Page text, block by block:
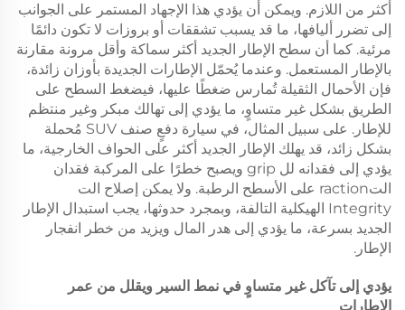
أكثر من اللازم. ويمكن أن يؤدي هذا الإجهاد المستمر على الجوانب
إلى تضرر أليافها، ما قد يسبب تشققات أو بروزات لا تكون دائمًا
مرئية. كما أن سطح الإطار الجديد أكثر سماكة وأقل مرونة مقارنة
بالإطار المستعمل. وعندما يُحمّل الإطارات الجديدة بأوزان زائدة،
فإن الأحمال الثقيلة تُمارس ضغطًا عليها، فيضغط السطح على
الطريق بشكل غير متساوٍ، ما يؤدي إلى تهالك مبكر وغير منتظم
للإطار. على سبيل المثال، في سيارة دفعٍ صنف SUV مُحملة
بشكل زائد، قد يهلك الإطار الجديد أكثر على الحواف الخارجية، ما
يؤدي إلى فقدانه لل grip ويصبح خطرًا على المركبة فقدان
التraction على الأسطح الرطبة. ولا يمكن إصلاح الت
Integrity الهيكلية التالفة، وبمجرد حدوثها، يجب استبدال الإطار
الجديد بسرعة، ما يؤدي إلى هدر المال ويزيد من خطر انفجار
الإطار.
يؤدي إلى تآكل غير متساوٍ في نمط السير ويقلل من عمر
الإطارات